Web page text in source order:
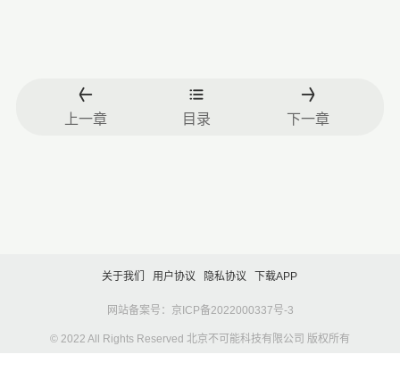
上一章 目录 下一章
关于我们 用户协议 隐私协议 下载APP
网站备案号：京ICP备2022000337号-3
© 2022 All Rights Reserved 北京不可能科技有限公司 版权所有